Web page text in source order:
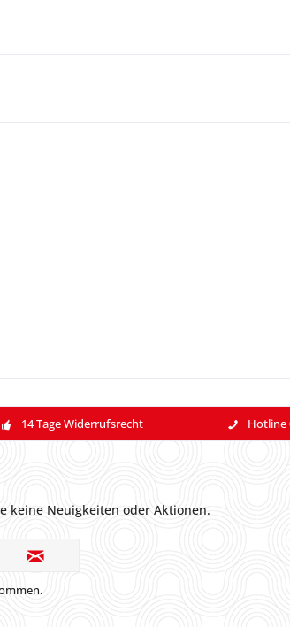
14 Tage Widerrufsrecht Hotline
keine Neuigkeiten oder Aktionen.